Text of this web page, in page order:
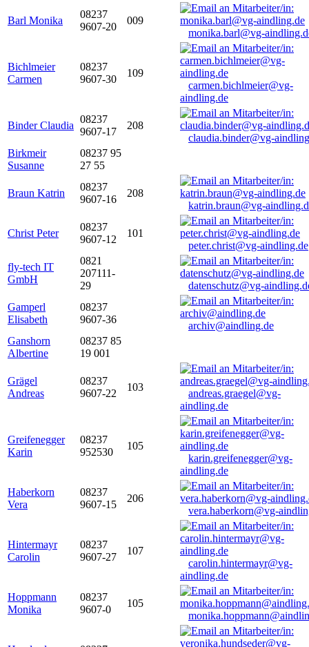
Barl Monika
08237
9607-20
009
monika.barl@vg-
Bichlmeier
Carmen
08237
9607-30
109
carmen.bichlmeier@vg-
aindling.de
Binder Claudia
08237
9607-17
208
claudia.binder@vg-
Birkmeir
Susanne
08237 95
27 55
Braun Katrin
08237
9607-16
208
katrin.braun@vg-
Christ Peter
08237
9607-12
101
peter.christ@vg-aindling.de
fly-tech IT
GmbH
0821
207111-
29
datenschutz@vg-
Gamperl
Elisabeth
08237
9607-36
archiv@aindling.de
Ganshorn
Albertine
08237 85
19 001
Grägel
Andreas
08237
9607-22
103
andreas.graegel@vg-
aindling.de
Greifenegger
Karin
08237
952530
105
karin.greifenegger@vg-
aindling.de
Haberkorn
Vera
08237
9607-15
206
vera.haberkorn@vg-
Hintermayr
Carolin
08237
9607-27
107
carolin.hintermayr@vg-
aindling.de
Hoppmann
Monika
08237
9607-0
105